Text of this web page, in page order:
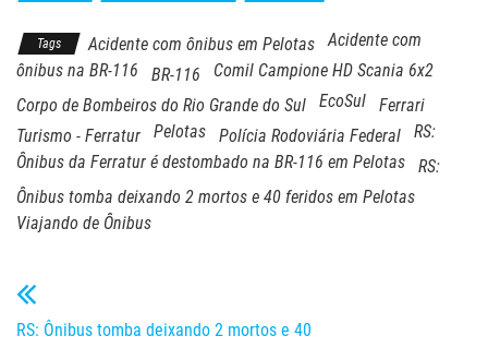
Tags Acidente com ônibus em Pelotas
Acidente com
ônibus na BR-116
BR-116
Comil Campione HD Scania 6x2
Corpo de Bombeiros do Rio Grande do Sul
EcoSul
Ferrari
Turismo - Ferratur
Pelotas Polícia Rodoviária Federal
RS:
Ônibus da Ferratur é destombado na BR-116 em Pelotas
RS:
Ônibus tomba deixando 2 mortos e 40 feridos em Pelotas
Viajando de Ônibus
RS: Ônibus tomba deixando 2 mortos e 40